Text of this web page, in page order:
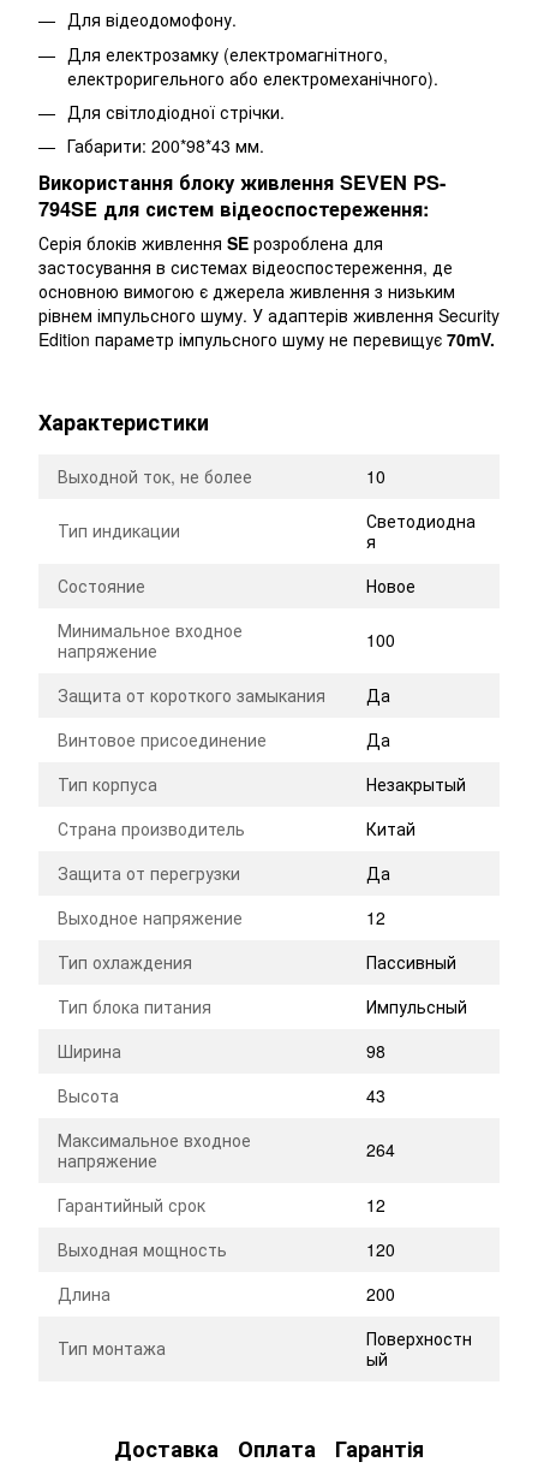
Для відеодомофону.
Для електрозамку (електромагнітного,
електроригельного або електромеханічного).
Для світлодіодної стрічки.
Габарити: 200*98*43 мм.
Використання блоку живлення SEVEN PS-
794SE для систем відеоспостереження:
Серія блоків живлення SE розроблена для
застосування в системах відеоспостереження, де
основною вимогою є джерела живлення з низьким
рівнем імпульсного шуму. У адаптерів живлення Security
Edition параметр імпульсного шуму не перевищує 70mV.
Характеристики
Выходной ток, не более 10
Тип индикации
Светодиодна
я
Состояние
Новое
Минимальное входное
напряжение
100
Защита от короткого замыкания
Да
Винтовое присоединение
Да
Тип корпуса
Незакрытый
Страна производитель
Китай
Защита от перегрузки
Да
Выходное напряжение
12
Тип охлаждения
Пассивный
Тип блока питания
Импульсный
Ширина
98
Высота
43
Максимальное входное
напряжение
264
Гарантийный срок
12
Выходная мощность
120
Длина
200
Тип монтажа
Поверхностн
ый
Доставка Оплата Гарантія